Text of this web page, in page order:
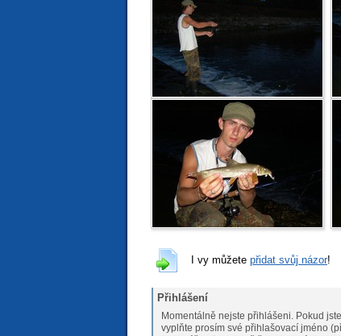
I vy můžete přidat svůj názor!
Přihlášení
Momentálně nejste přihlášeni. Pokud
vyplňte prosím své přihlašovací jméno